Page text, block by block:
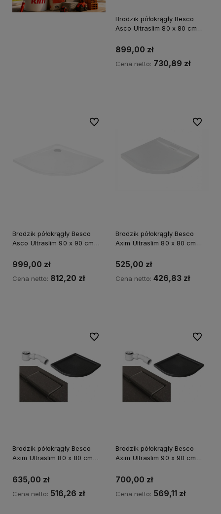
Brodzik półokrągły Besco
Asco Ultraslim 80 x 80 cm
899,00 zł
Cena netto: 730,89 zł
Brodzik półokrągły Besco
Asco Ultraslim 90 x 90 cm
999,00 zł
Cena netto: 812,20 zł
Do ulubionych
Brodzik półokrągły Besco
Axim Ultraslim 80 x 80 cm
525,00 zł
Cena netto: 426,83 zł
Do
Brodzik półokrągły Besco
Axim Ultraslim 80 x 80 cm
635,00 zł
Cena netto: 516,26 zł
Do ulubionych
Brodzik półokrągły Besco
Axim Ultraslim 90 x 90 cm
700,00 zł
Cena netto: 569,11 zł
Do